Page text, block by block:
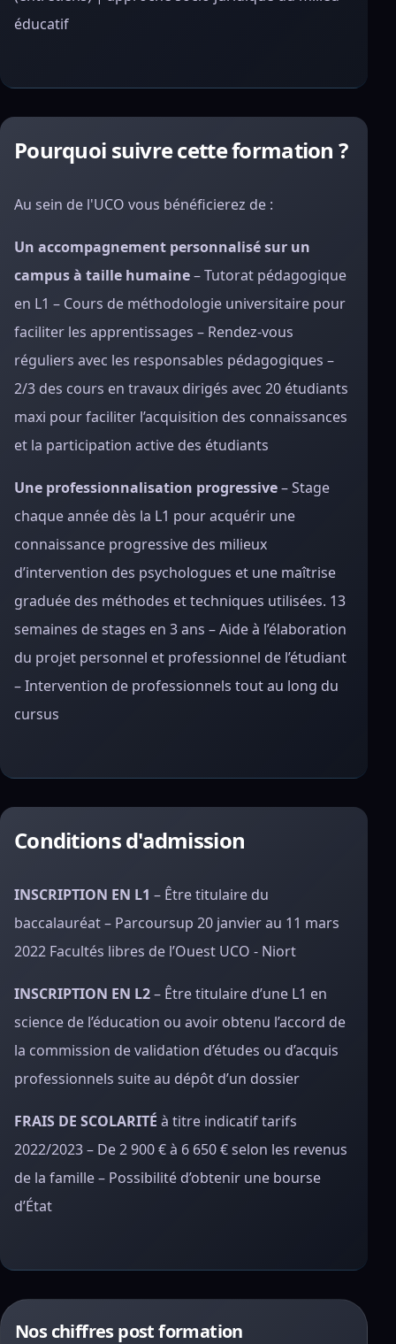
éducatif
Pourquoi suivre cette formation ?
Au sein de l'UCO vous bénéficierez de :
Un accompagnement personnalisé sur un
campus à taille humaine– Tutorat pédagogique
en L1 – Cours de méthodologie universitaire pour
faciliter les apprentissages – Rendez-vous
réguliers avec les responsables pédagogiques –
2/3 des cours en travaux dirigés avec 20 étudiants
maxi pour faciliter l’acquisition des connaissances
et la participation active des étudiants
Une professionnalisation progressive– Stage
chaque année dès la L1 pour acquérir une
connaissance progressive des milieux
d’intervention des psychologues et une maîtrise
graduée des méthodes et techniques utilisées. 13
semaines de stages en 3 ans – Aide à l’élaboration
du projet personnel et professionnel de l’étudiant
– Intervention de professionnels tout au long du
cursus
Conditions d'admission
INSCRIPTION EN L1 – Être titulaire du
baccalauréat – Parcoursup 20 janvier au 11 mars
2022 Facultés libres de l’Ouest UCO - Niort
INSCRIPTION EN L2– Être titulaire d’une L1 en
science de l’éducation ou avoir obtenu l’accord de
la commission de validation d’études ou d’acquis
professionnels suite au dépôt d’un dossier
FRAIS DE SCOLARITÉ à titre indicatif tarifs
2022/2023 – De 2 900 € à 6 650 € selon les revenus
de la famille – Possibilité d’obtenir une bourse
d’État
Nos chiffres post formation